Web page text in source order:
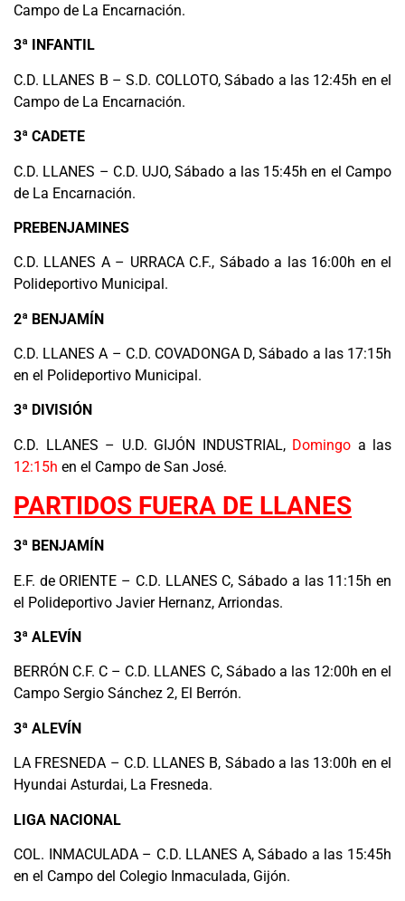
Campo de La Encarnación.
3ª INFANTIL
C.D. LLANES B – S.D. COLLOTO, Sábado a las 12:45h en el
Campo de La Encarnación.
3ª CADETE
C.D. LLANES – C.D. UJO, Sábado a las 15:45h en el Campo
de La Encarnación.
PREBENJAMINES
C.D. LLANES A – URRACA C.F., Sábado a las 16:00h en el
Polideportivo Municipal.
2ª BENJAMÍN
C.D. LLANES A – C.D. COVADONGA D, Sábado a las 17:15h
en el Polideportivo Municipal.
3ª DIVISIÓN
C.D. LLANES – U.D. GIJÓN INDUSTRIAL, Domingo a las
12:15h en el Campo de San José.
PARTIDOS FUERA DE LLANES
3ª BENJAMÍN
E.F. de ORIENTE – C.D. LLANES C, Sábado a las 11:15h en
el Polideportivo Javier Hernanz, Arriondas.
3ª ALEVÍN
BERRÓN C.F. C – C.D. LLANES C, Sábado a las 12:00h en el
Campo Sergio Sánchez 2, El Berrón.
3ª ALEVÍN
LA FRESNEDA – C.D. LLANES B, Sábado a las 13:00h en el
Hyundai Asturdai, La Fresneda.
LIGA NACIONAL
COL. INMACULADA – C.D. LLANES A, Sábado a las 15:45h
en el Campo del Colegio Inmaculada, Gijón.